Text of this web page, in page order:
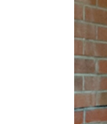
7.
9.
10.
11.
12.
13.